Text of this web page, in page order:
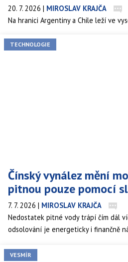
20. 7. 2026 | MIROSLAV KRAJČA
Na hranici Argentiny a Chile leží ve
nálezů mědi, zlata a stříbra za
TECHNOLOGIE
Čínský vynález mění
pitnou pouze pomocí
7. 7. 2026 | MIROSLAV KRAJČA
Nedostatek pitné vody trápí čím dál
odsolování je energeticky i finančně
pitnou téměř výhradně pomocí
VESMÍR